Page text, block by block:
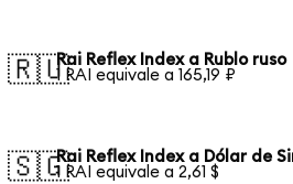
🇷🇺Rai Reflex Index a Rublo ruso
1 RAI equivale a 165,19 ₽
🇸🇬Rai Reflex Index a Dólar de
1 RAI equivale a 2,61 $